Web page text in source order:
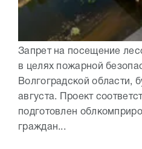
Запрет на посещение
в целях пожарной
Волгоградской области,
августа. Проект
подготовлен
граждан...